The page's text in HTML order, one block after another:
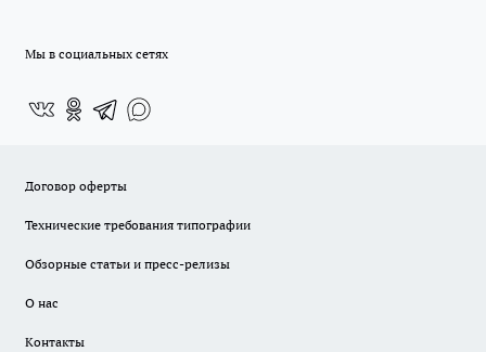
Мы в социальных сетях
Договор оферты
Технические требования типографии
Обзорные статьи и пресс-релизы
О нас
Контакты